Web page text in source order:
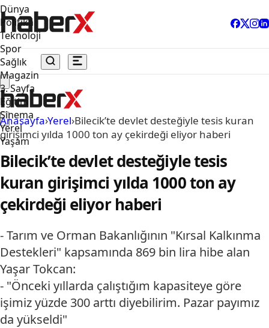
Dünya
Politika
Teknoloji
Spor
Sağlık
Magazin
3. Sayfa
Eğitim
Sinema
Yerel
Yaşam
Anasayfa›Yerel›Bilecik’te devlet desteğiyle tesis kuran
girişimci yılda 1000 ton ay çekirdeği eliyor haberi
Bilecik’te devlet desteğiyle tesis
kuran girişimci yılda 1000 ton ay
çekirdeği eliyor haberi
- Tarım ve Orman Bakanlığının "Kırsal Kalkınma
Destekleri" kapsamında 869 bin lira hibe alan
Yaşar Tokcan:
- "Önceki yıllarda çalıştığım kapasiteye göre
işimiz yüzde 300 arttı diyebilirim. Pazar payımız
da yükseldi"